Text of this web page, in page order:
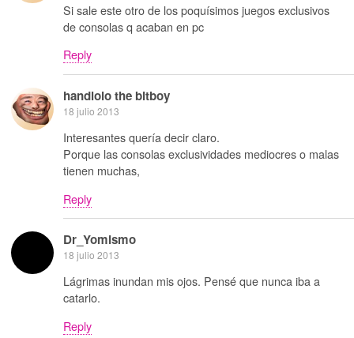
Si sale este otro de los poquísimos juegos exclusivos
de consolas q acaban en pc
Reply
handlolo the bitboy
18 julio 2013
Interesantes quería decir claro.
Porque las consolas exclusividades mediocres o malas
tienen muchas,
Reply
Dr_Yomismo
18 julio 2013
Lágrimas inundan mis ojos. Pensé que nunca iba a
catarlo.
Reply